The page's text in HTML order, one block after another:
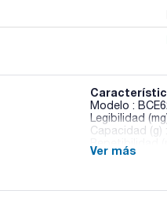
Modelo :
Legibilidad
Capacidad (g)
Tiempo de
Dimensiones
Ver más